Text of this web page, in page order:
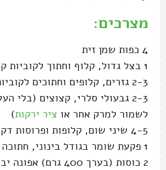
מצרכים:
4 כפות שמן זית
1 בצל גדול, קלוף וחתוך לקוביות קטנות
2-3 גזרים, קלופים וחתוכים לקוביות
2-3 גבעולי סלרי, קצוצים (בלי
לשמור למרק אחר או ציר ירקות)
4-5 שיני שום, קלופות ופרוסות דק
1 פקעת שומר בגודל בינוני, חתוכה לקוביות קטנות
2 כוסות (בערך 400